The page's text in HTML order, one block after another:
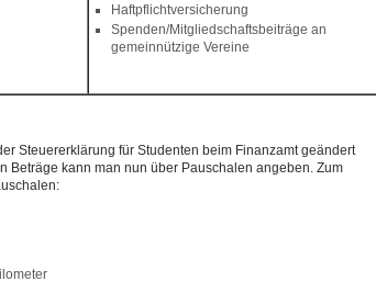
Haftpflichtversicherung
Spenden/Mitgliedschaftsbeiträge an
gemeinnützige Vereine
Steuererklärung für Studenten beim Finanzamt geändert
Beträge kann man nun über Pauschalen angeben. Zum